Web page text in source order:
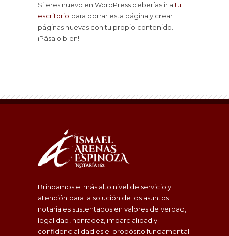
Si eres nuevo en WordPress deberías ir atu
escritorio para borrar esta página y crear
páginas nuevas con tu propio contenido.
¡Pásalo bien!
Brindamos el más alto nivel de servicio y
atención para la solución de los asuntos
notariales sustentados en valores de verdad,
legalidad, honradez, imparcialidad y
confidencialidad es el propósito fundamental